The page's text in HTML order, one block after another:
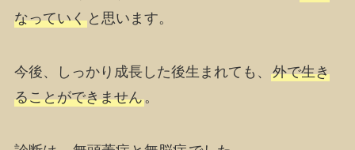
なっていくと思います。
今後、しっかり成長した後生まれても、 外で生き
ることができません。